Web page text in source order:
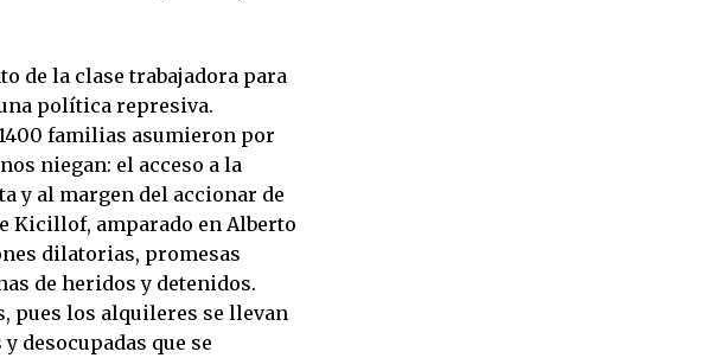
de la clase trabajadora para
política represiva.
familias asumieron por
niegan: el acceso a la
y al margen del accionar de
Kicillof, amparado en Alberto
dilatorias, promesas
de heridos y detenidos.
pues los alquileres se llevan
desocupadas que se